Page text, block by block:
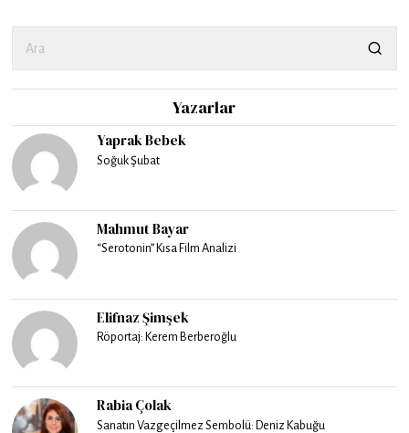
Yazarlar
Yaprak Bebek
Soğuk Şubat
Mahmut Bayar
“Serotonin” Kısa Film Analizi
Elifnaz Şimşek
Röportaj: Kerem Berberoğlu
Rabia Çolak
Sanatın Vazgeçilmez Sembolü: Deniz Kabuğu